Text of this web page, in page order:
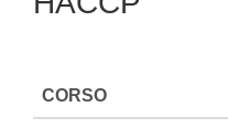
CORSO